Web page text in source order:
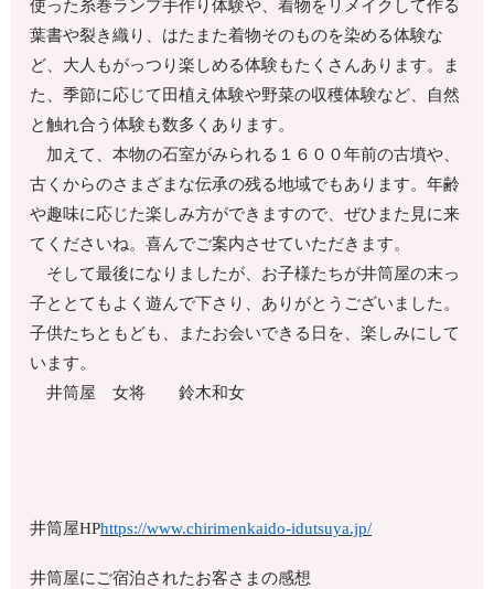
使った糸巻ランプ手作り体験や、着物をリメイクして作る
葉書や裂き織り、はたまた着物そのものを染める体験な
ど、大人もがっつり楽しめる体験もたくさんあります。ま
た、季節に応じて田植え体験や野菜の収穫体験など、自然
と触れ合う体験も数多くあります。
加えて、本物の石室がみられる１６００年前の古墳や、
古くからのさまざまな伝承の残る地域でもあります。年齢
や趣味に応じた楽しみ方ができますので、ぜひまた見に来
てくださいね。喜んでご案内させていただきます。
そして最後になりましたが、お子様たちが井筒屋の末っ
子ととてもよく遊んで下さり、ありがとうございました。
子供たちともども、またお会いできる日を、楽しみにして
います。
井筒屋 女将 鈴木和女
井筒屋HPhttps://www.chirimenkaido-idutsuya.jp/
井筒屋にご宿泊されたお客さまの感想